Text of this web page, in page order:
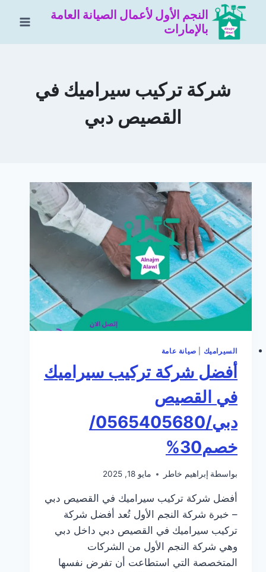
التجاوز
المحتوى
النجم الأول لأعمال الصيانة العامة
بالإمارات
شركة تركيب سيراميك في
القصيص دبي
السيراميك صيانة عامة
أفضل شركة تركيب سيراميك
في القصيص
دبي/0565405680/
خصم30%
بواسطة إبراهيم خاطر مايو 18, 2025
أفضل شركة تركيب سيراميك في القصيص دبي
– خبرة شركة النجم الأول تُعد أفضل شركة
تركيب سيراميك في القصيص دبي داخل دبي
وهي شركة النجم الأول من الشركات
المتخصصة التي استطاعت أن تفرض نفسها